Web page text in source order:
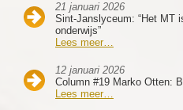
21 januari 2026
Sint-Janslyceum: “Het MT
onderwijs”
Lees meer…
12 januari 2026
Column #19 Marko Otten:
Lees meer…